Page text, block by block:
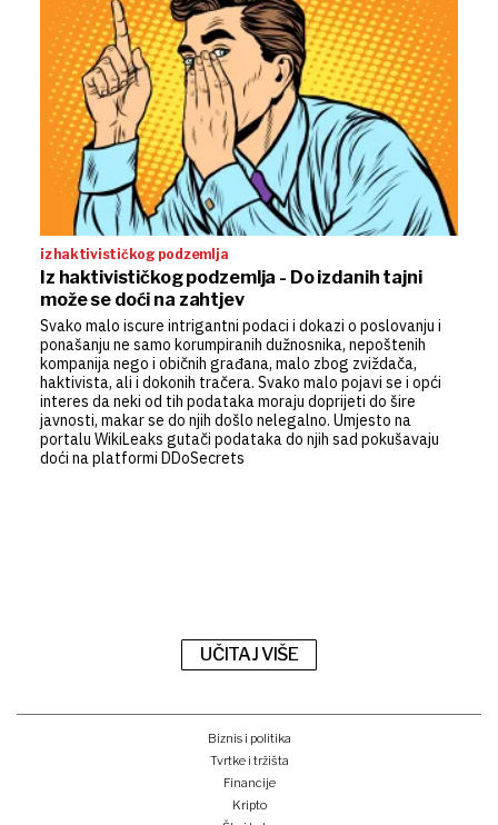
iz haktivističkog podzemlja
Iz haktivističkog podzemlja - Do izdanih tajni
može se doći na zahtjev
Svako malo iscure intrigantni podaci i dokazi o poslovanju i
ponašanju ne samo korumpiranih dužnosnika, nepoštenih
kompanija nego i običnih građana, malo zbog zviždača,
haktivista, ali i dokonih tračera. Svako malo pojavi se i opći
interes da neki od tih podataka moraju doprijeti do šire
javnosti, makar se do njih došlo nelegalno. Umjesto na
portalu WikiLeaks gutači podataka do njih sad pokušavaju
doći na platformi DDoSecrets
UČITAJ VIŠE
Biznis i politika
Tvrtke i tržišta
Financije
Kripto